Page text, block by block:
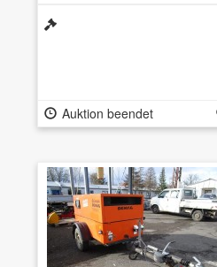
Auktion beendet